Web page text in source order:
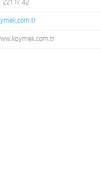
17 42